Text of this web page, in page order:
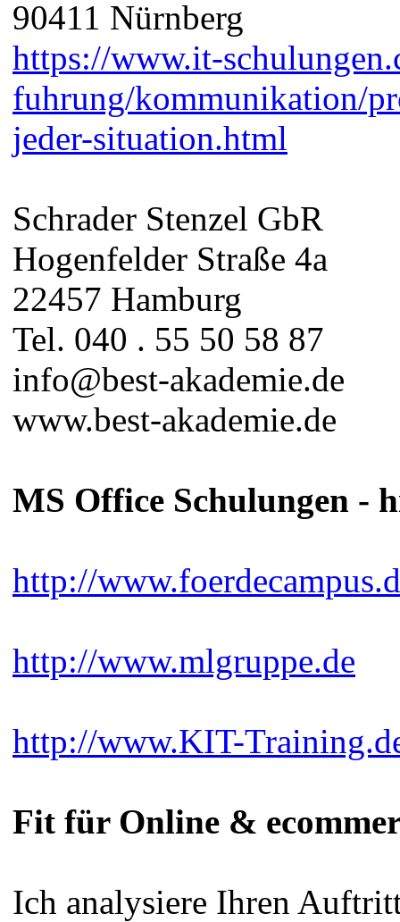
90411 Nürnberg
https://www.it-
fuhrung/kommunikation/
jeder-situation.html
Schrader Stenzel GbR
Hogenfelder Straße 4a
22457 Hamburg
Tel. 040 . 55 50 58 87
info@best-akademie.de
www.best-akademie.de
MS Office Schulungen -
http://
http://www.mlgruppe.de
http://www.KIT-
Fit für Online &
Ich analysiere Ihren